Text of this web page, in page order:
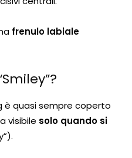
frenulo labiale
è quasi sempre coperto
visibile solo quando si